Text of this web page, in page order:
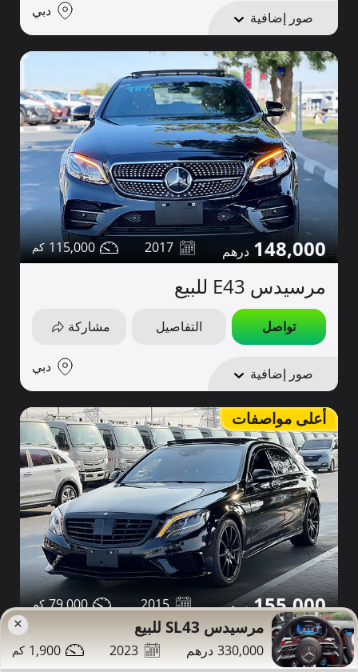
صور إضافية دبي
148,000
2017
115,000
مرسيدس E43 للبيع
تواصل التفاصيل مشاركة
صور إضافية دبي
أعلى مواصفات
155,000
2015
79,000
مرسيدس S63 للبيع
× مرسيدس SL43 للبيع
330,000
2023
1,900